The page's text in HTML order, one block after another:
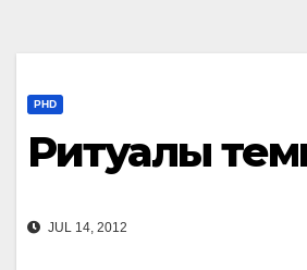
PHD
Ритуалы
JUL 14, 2012